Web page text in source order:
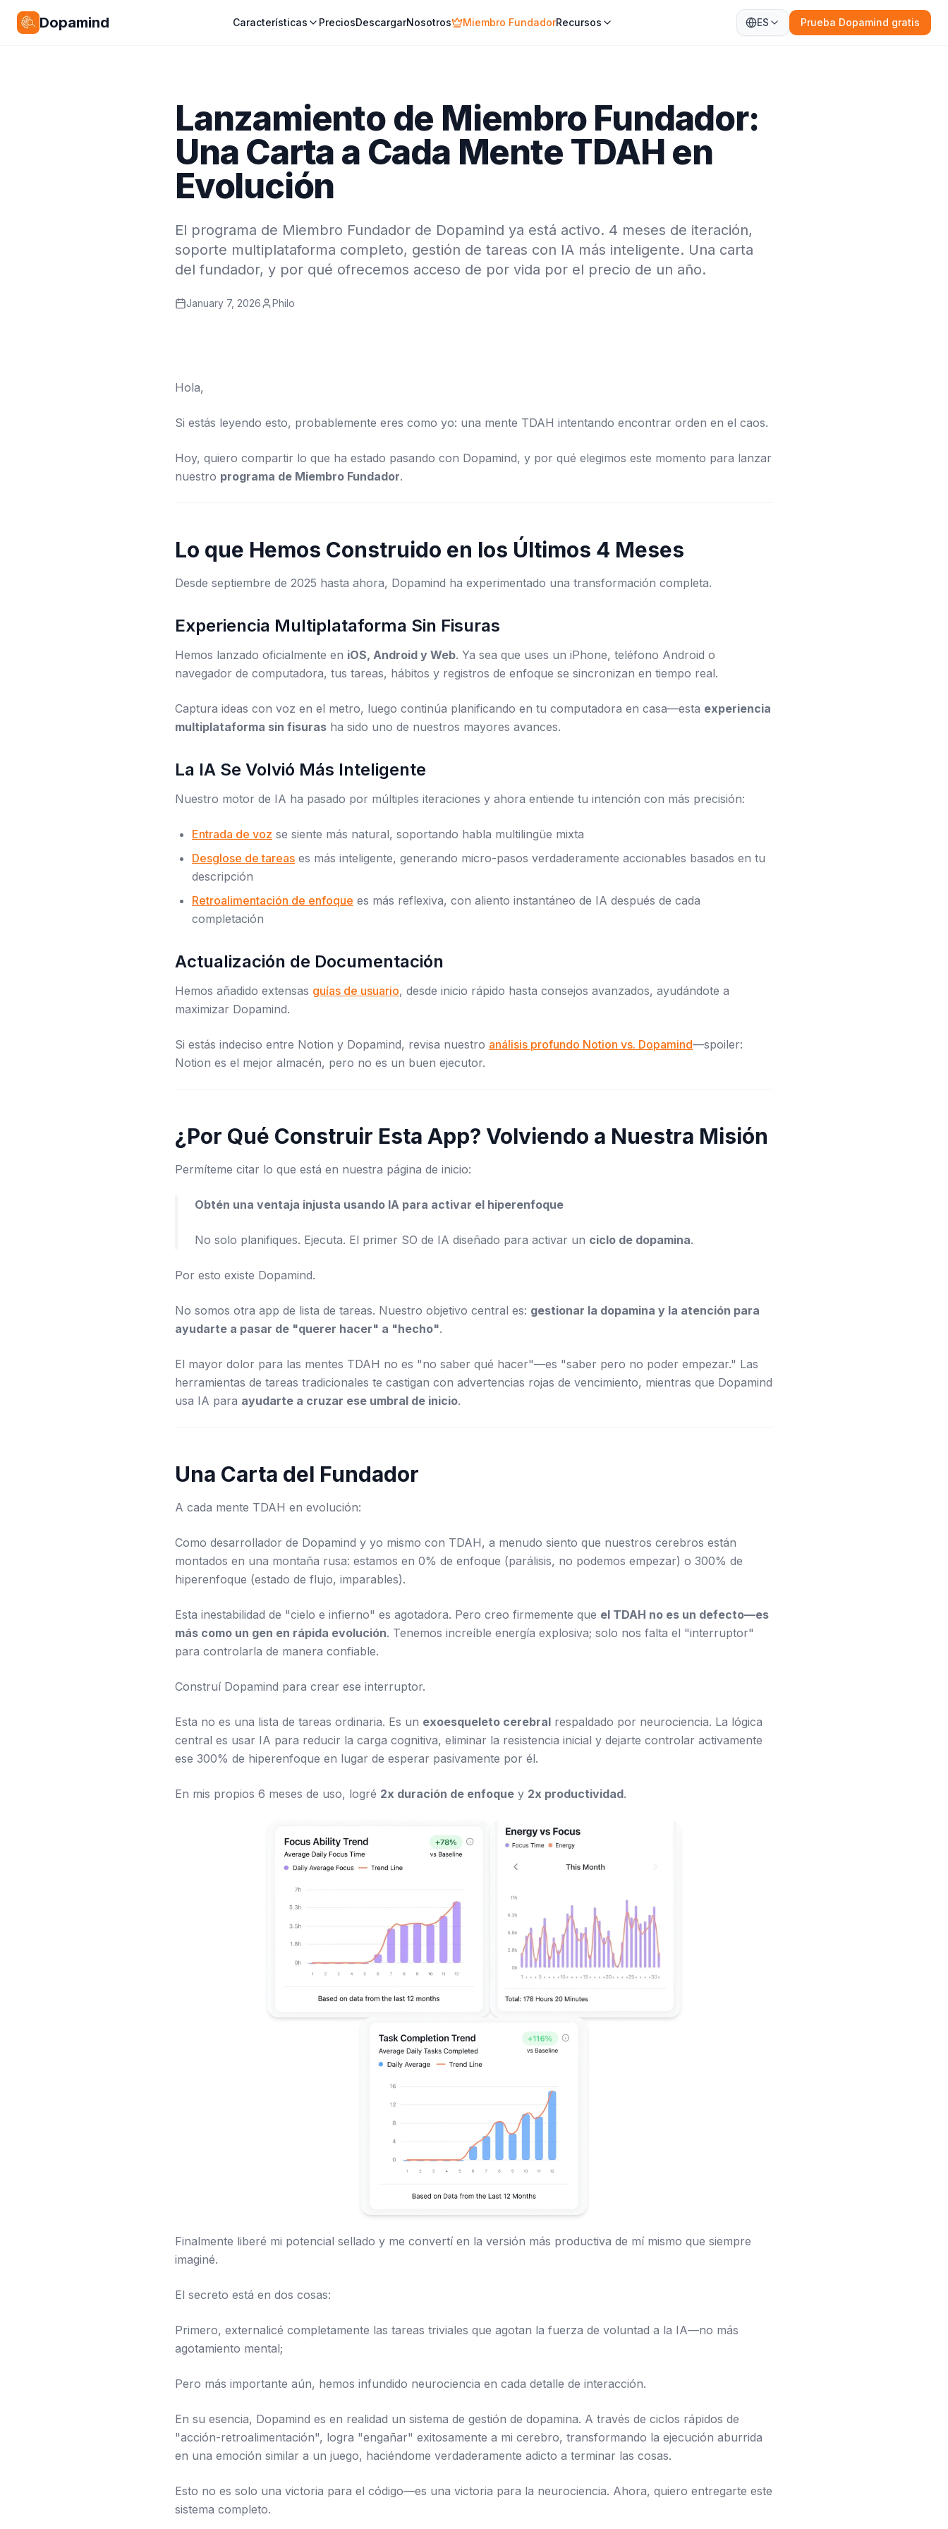
Dopamind Características PreciosDescargarNosotros Miembro FundadorRecursos ES Prueba Dopamind gratis
Lanzamiento de Miembro Fundador:
Una Carta a Cada Mente TDAH en
Evolución
El programa de Miembro Fundador de Dopamind ya está activo. 4 meses de iteración,
soporte multiplataforma completo, gestión de tareas con IA más inteligente. Una carta
del fundador, y por qué ofrecemos acceso de por vida por el precio de un año.
January 7, 2026 Philo
Hola,
Si estás leyendo esto, probablemente eres como yo: una mente TDAH intentando encontrar orden en el caos.
Hoy, quiero compartir lo que ha estado pasando con Dopamind, y por qué elegimos este momento para lanzar
nuestro programa de Miembro Fundador.
Lo que Hemos Construido en los Últimos 4 Meses
Desde septiembre de 2025 hasta ahora, Dopamind ha experimentado una transformación completa.
Experiencia Multiplataforma Sin Fisuras
Hemos lanzado oficialmente en iOS, Android y Web. Ya sea que uses un iPhone, teléfono Android o
navegador de computadora, tus tareas, hábitos y registros de enfoque se sincronizan en tiempo real.
Captura ideas con voz en el metro, luego continúa planificando en tu computadora en casa—esta experiencia
multiplataforma sin fisuras ha sido uno de nuestros mayores avances.
La IA Se Volvió Más Inteligente
Nuestro motor de IA ha pasado por múltiples iteraciones y ahora entiende tu intención con más precisión:
Entrada de voz se siente más natural, soportando habla multilingüe mixta
Desglose de tareas es más inteligente, generando micro-pasos verdaderamente accionables basados en tu
descripción
Retroalimentación de enfoque es más reflexiva, con aliento instantáneo de IA después de cada
completación
Actualización de Documentación
Hemos añadido extensas guías de usuario, desde inicio rápido hasta consejos avanzados, ayudándote a
maximizar Dopamind.
Si estás indeciso entre Notion y Dopamind, revisa nuestro análisis profundo Notion vs. Dopamind—spoiler:
Notion es el mejor almacén, pero no es un buen ejecutor.
¿Por Qué Construir Esta App? Volviendo a Nuestra Misión
Permíteme citar lo que está en nuestra página de inicio:
Obtén una ventaja injusta usando IA para activar el hiperenfoque
No solo planifiques. Ejecuta. El primer SO de IA diseñado para activar un ciclo de dopamina.
Por esto existe Dopamind.
No somos otra app de lista de tareas. Nuestro objetivo central es: gestionar la dopamina y la atención para
ayudarte a pasar de "querer hacer" a "hecho".
El mayor dolor para las mentes TDAH no es "no saber qué hacer"—es "saber pero no poder empezar." Las
herramientas de tareas tradicionales te castigan con advertencias rojas de vencimiento, mientras que Dopamind
usa IA para ayudarte a cruzar ese umbral de inicio.
Una Carta del Fundador
A cada mente TDAH en evolución:
Como desarrollador de Dopamind y yo mismo con TDAH, a menudo siento que nuestros cerebros están
montados en una montaña rusa: estamos en 0% de enfoque (parálisis, no podemos empezar) o 300% de
hiperenfoque (estado de flujo, imparables).
Esta inestabilidad de "cielo e infierno" es agotadora. Pero creo firmemente que el TDAH no es un defecto—es
más como un gen en rápida evolución. Tenemos increíble energía explosiva; solo nos falta el "interruptor"
para controlarla de manera confiable.
Construí Dopamind para crear ese interruptor.
Esta no es una lista de tareas ordinaria. Es un exoesqueleto cerebral respaldado por neurociencia. La lógica
central es usar IA para reducir la carga cognitiva, eliminar la resistencia inicial y dejarte controlar activamente
ese 300% de hiperenfoque en lugar de esperar pasivamente por él.
En mis propios 6 meses de uso, logré 2x duración de enfoque y 2x productividad.
Finalmente liberé mi potencial sellado y me convertí en la versión más productiva de mí mismo que siempre
imaginé.
El secreto está en dos cosas:
Primero, externalicé completamente las tareas triviales que agotan la fuerza de voluntad a la IA—no más
agotamiento mental;
Pero más importante aún, hemos infundido neurociencia en cada detalle de interacción.
En su esencia, Dopamind es en realidad un sistema de gestión de dopamina. A través de ciclos rápidos de
"acción-retroalimentación", logra "engañar" exitosamente a mi cerebro, transformando la ejecución aburrida
en una emoción similar a un juego, haciéndome verdaderamente adicto a terminar las cosas.
Esto no es solo una victoria para el código—es una victoria para la neurociencia. Ahora, quiero entregarte este
sistema completo.